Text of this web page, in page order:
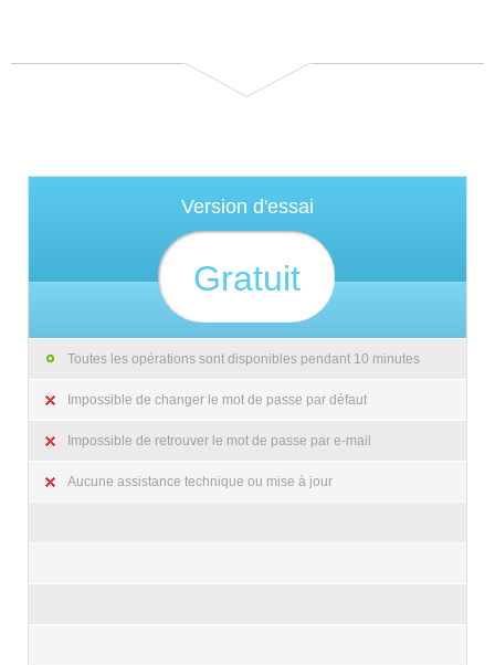
Version d'essai
Gratuit
Toutes les opérations sont disponibles pendant 10 minutes
Impossible de changer le mot de passe par défaut
Impossible de retrouver le mot de passe par e-mail
Aucune assistance technique ou mise à jour